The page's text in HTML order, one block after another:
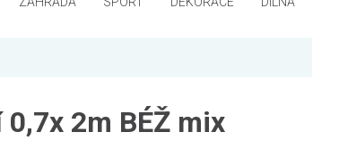
2m BÉŽ mix